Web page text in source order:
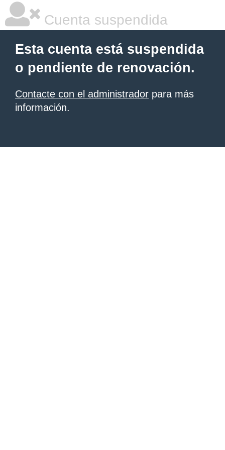
Cuenta suspendida
Esta cuenta está suspendida
o pendiente de renovación.
Contacte con el administrador para más
información.